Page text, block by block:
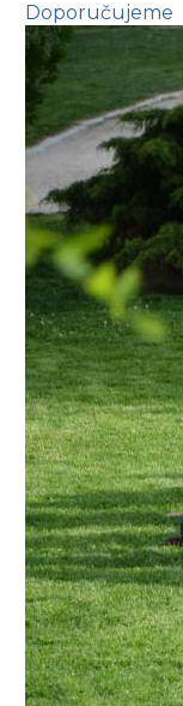
Doporučujeme